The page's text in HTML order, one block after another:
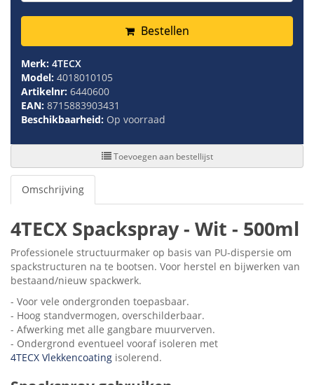
Bestellen
Merk: 4TECX
Model: 4018010105
Artikelnr: 6440600
EAN: 8715883903431
Beschikbaarheid: Op voorraad
Toevoegen aan bestellijst
Omschrijving
4TECX Spackspray - Wit - 500ml
Professionele structuurmaker op basis van PU-dispersie om
spackstructuren na te bootsen. Voor herstel en bijwerken van
bestaand/nieuw spackwerk.
- Voor vele ondergronden toepasbaar.
- Hoog standvermogen, overschilderbaar.
- Afwerking met alle gangbare muurverven.
- Ondergrond eventueel vooraf isoleren met
4TECX Vlekkencoating isolerend.